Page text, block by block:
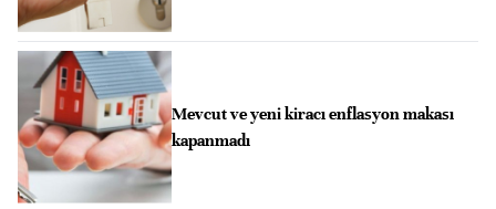
Mevcut ve yeni kiracı enflasyon makası
kapanmadı